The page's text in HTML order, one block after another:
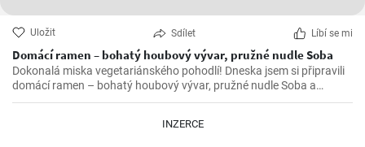
Uložit Sdílet Líbí se mi
Domácí ramen – bohatý houbový vývar, pružné nudle Soba
Dokonalá miska vegetariánského pohodlí! Dneska jsem si připravili
domácí ramen – bohatý houbový vývar, pružné nudle Soba a
hromada lahodných ochucovadel.
INZERCE